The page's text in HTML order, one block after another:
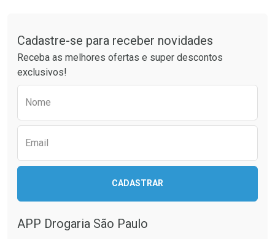
Ativar Desconto
Comprar sem Desconto
Comprar sem Desconto
Por R$ 37,25/cada
Ativar Desconto
Comprar sem Desconto
Comprar sem Desconto
Cadastre-se para receber novidades
Receba as melhores ofertas e super descontos
exclusivos!
Nome
Email
CADASTRAR
APP Drogaria São Paulo